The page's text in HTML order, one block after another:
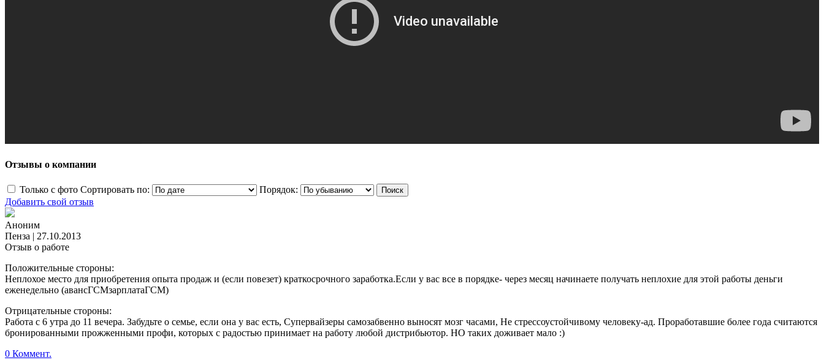
Отзывы о компании
Только с фото Сортировать по:
Порядок:
Добавить свой отзыв
Аноним
Пенза | 27.10.2013
Отзыв о работе
Положительные стороны:
Неплохое место для приобретения опыта продаж и (если повезет) краткосрочного заработка.Если у вас все в порядке- через месяц начинаете получать неплохие для этой работы деньги
еженедельно (авансГСМзарплатаГСМ)
Отрицательные стороны:
Работа с 6 утра до 11 вечера. Забудьте о семье, если она у вас есть, Супервайзеры самозабвенно выносят мозг часами, Не стрессоустойчивому человеку-ад. Проработавшие более года считаются
бронированными прожженными профи, которых с радостью принимает на работу любой дистрибьютор. НО таких доживает мало :)
0 Коммент.